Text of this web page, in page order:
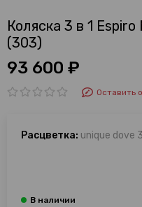
Коляска 3 в 1
(303)
93 600 ₽
Оставить
Расцветка: unique dove